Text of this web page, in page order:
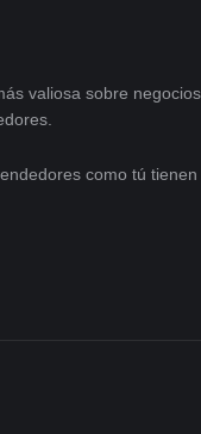
valiosa sobre negocios,
como tú tienen